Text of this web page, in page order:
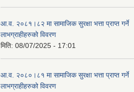
आ.व. २०८१।८२ मा सामाजिक सुरक्षा भत्ता प्राप्त गर्ने
लाभग्राहीहरुको विवरण
मिति: 08/07/2025 - 17:01
आ.व. २०८०।८१ मा सामाजिक सुरक्षा भत्ता प्राप्त गर्ने
लाभग्राहीहरुको विवरण